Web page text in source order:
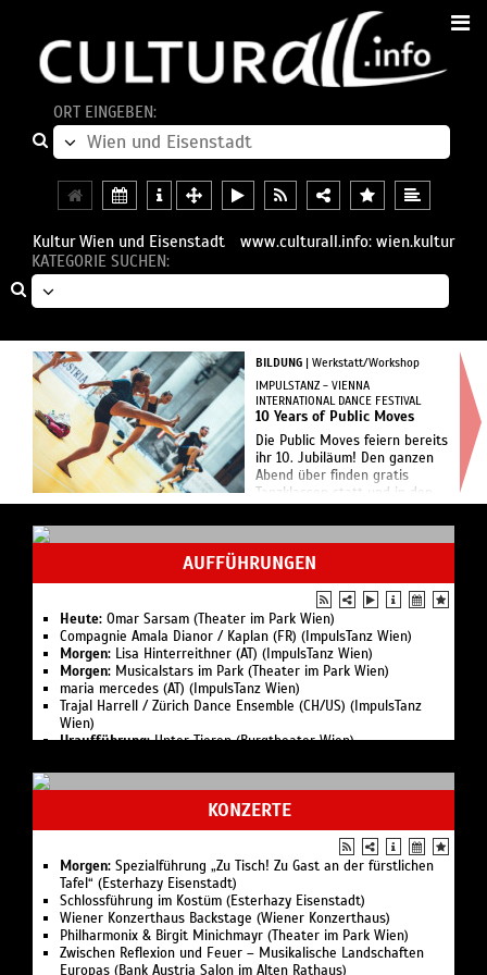
ORT EINGEBEN:
Kultur Wien und Eisenstadt
www.culturall.info: wien.kultur
KATEGORIE SUCHEN:
BILDUNG | Werkstatt/Workshop
IMPULSTANZ - VIENNA
INTERNATIONAL DANCE FESTIVAL
10 Years of Public Moves
Die Public Moves feiern bereits
ihr 10. Jubiläum! Den ganzen
Abend über finden gratis
Tanzklassen statt und in den
Lieblingsmusik auf. Ein letzter
Abend, um noch e...
AUFFÜHRUNGEN
Heute: Omar Sarsam (Theater im Park Wien)
Compagnie Amala Dianor / Kaplan (FR) (ImpulsTanz Wien)
Morgen: Lisa Hinterreithner (AT) (ImpulsTanz Wien)
Morgen: Musicalstars im Park (Theater im Park Wien)
maria mercedes (AT) (ImpulsTanz Wien)
Trajal Harrell / Zürich Dance Ensemble (CH/US) (ImpulsTanz
Wien)
Uraufführung:Unter Tieren (Burgtheater Wien)
(A kékszakállú herceg vára) (Wiener Staatsoper)
Martina Schwarzmann (Theater im Park Wien)
Stefanie Reinsperger (Theater im Park Wien)
Philipp Hochmair (Theater im Park Wien)
Benedikt Mitmannsgruber (Theater im Park Wien)
Mogli - Das Dschungelbuch (Theater im Park Wien)
Kernölamazonen (Theater im Park Wien)
Sommernachts­traum (Theater im Park Wien)
Andreas Vitásek (Theater im Park Wien)
Maschek (Theater im Park Wien)
Martin Frank (Theater im Park Wien)
KONZERTE
Morgen: Spezialführung „Zu Tisch! Zu Gast an der fürstlichen
Tafel“ (Esterhazy Eisenstadt)
Schlossführung im Kostüm (Esterhazy Eisenstadt)
Wiener Konzerthaus Backstage (Wiener Konzerthaus)
Philharmonix & Birgit Minichmayr (Theater im Park Wien)
Zwischen Reflexion und Feuer – Musikalische Landschaften
Europas (Bank Austria Salon im Alten Rathaus)